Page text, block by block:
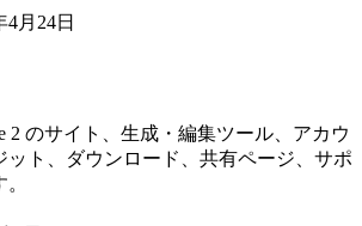
月24日
2 のサイト、生成・編集ツール、アカウ
ット、ダウンロード、共有ページ、サポ